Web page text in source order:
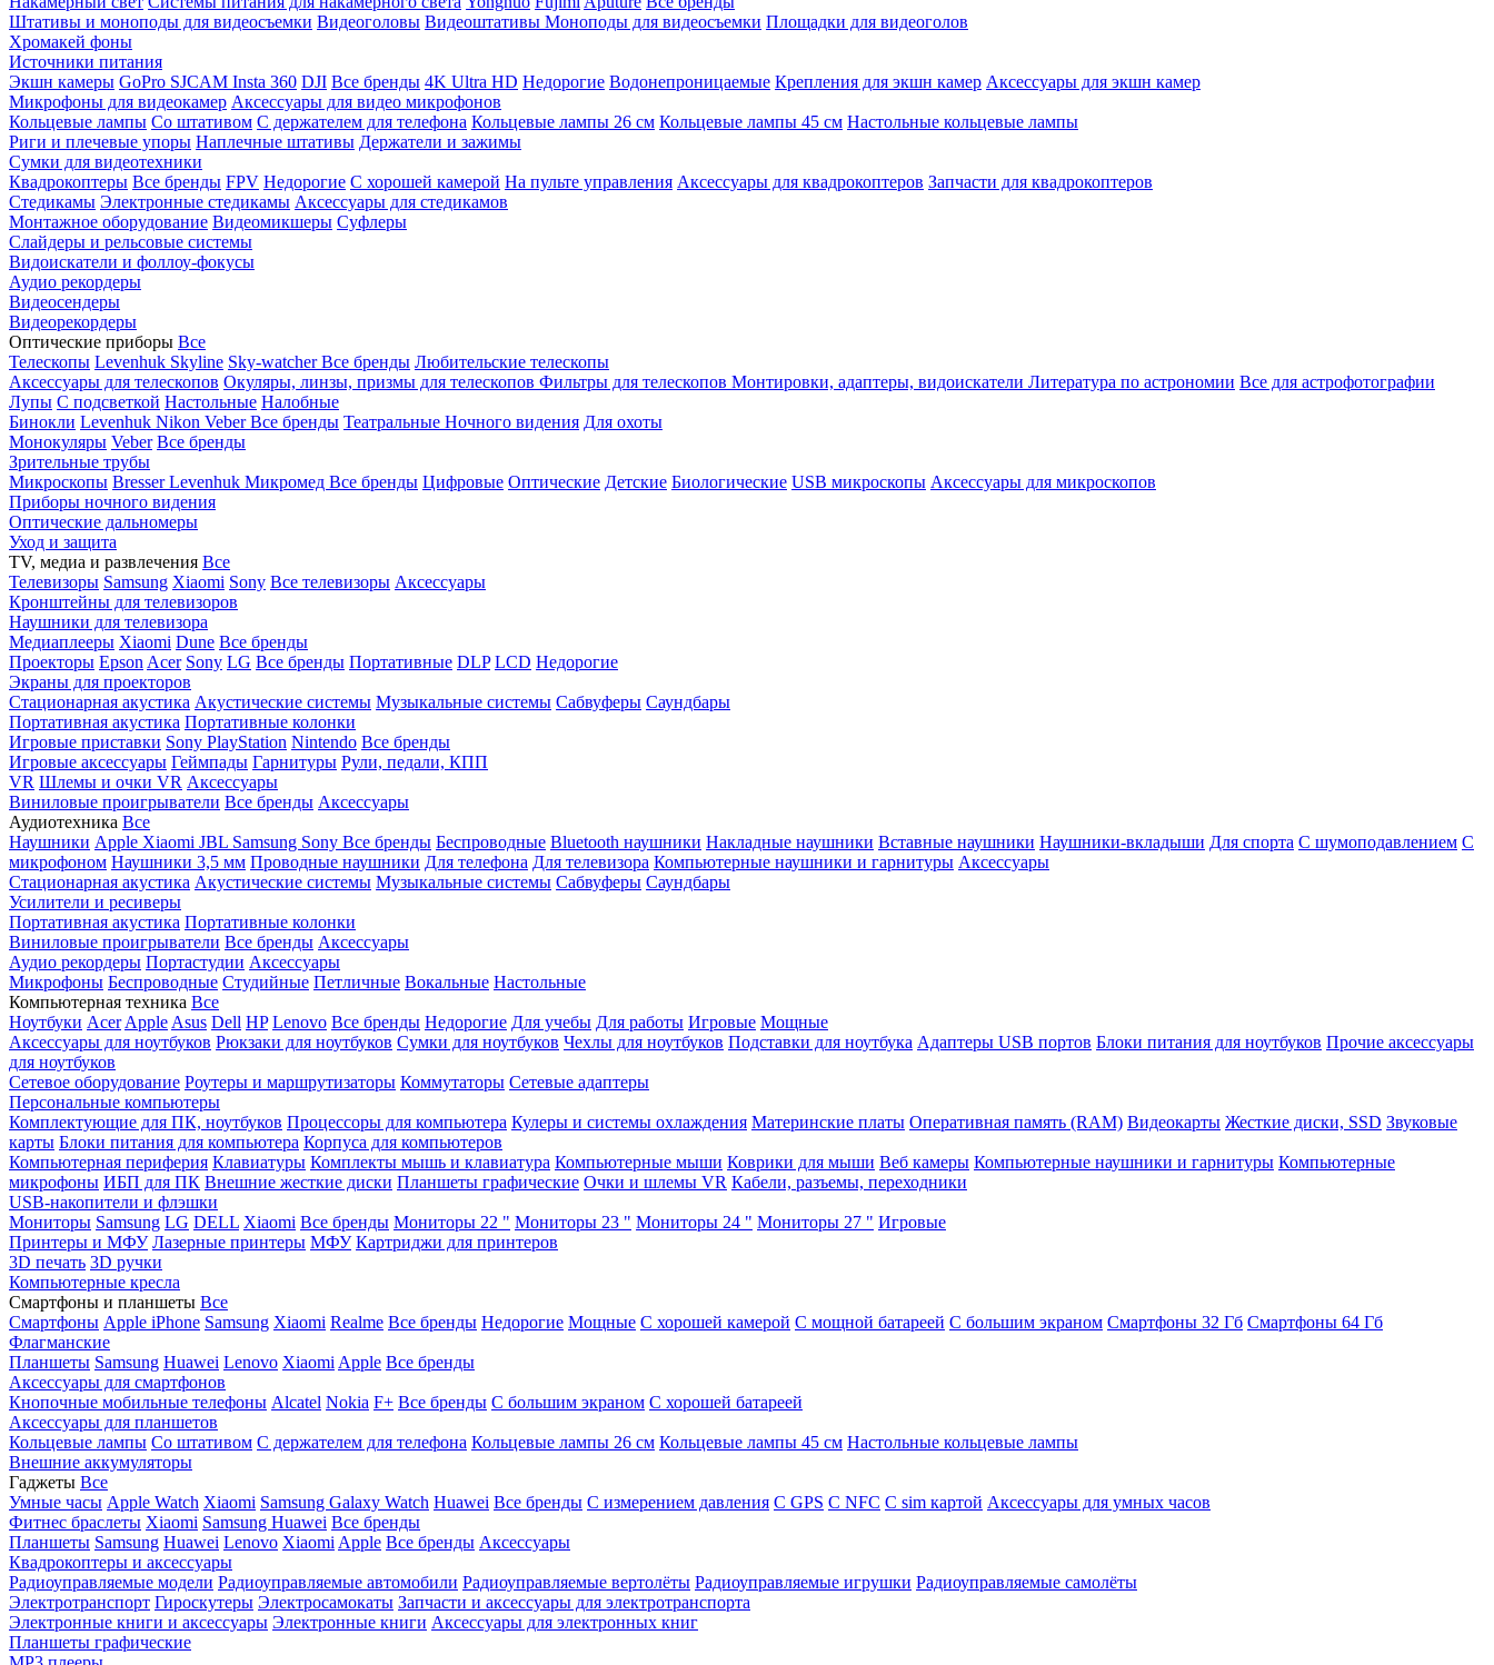
Штативы и моноподы для видеосъемки Видеоголовы Видеоштативы Моноподы для видеосъемки Площадки для видеоголов
Хромакей фоны
Источники питания
Экшн камеры GoPro SJCAM Insta 360 DJI Все бренды 4K Ultra HD Недорогие Водонепроницаемые Крепления для экшн камер Аксессуары для экшн камер
Микрофоны для видеокамер Аксессуары для видео микрофонов
Кольцевые лампы Со штативом C держателем для телефона Кольцевые лампы 26 см Кольцевые лампы 45 см Настольные кольцевые лампы
Риги и плечевые упоры Наплечные штативы Держатели и зажимы
Сумки для видеотехники
Квадрокоптеры Все бренды FPV Недорогие С хорошей камерой На пульте управления Аксессуары для квадрокоптеров Запчасти для квадрокоптеров
Стедикамы Электронные стедикамы Аксессуары для стедикамов
Монтажное оборудование Видеомикшеры Суфлеры
Слайдеры и рельсовые системы
Видоискатели и фоллоу-фокусы
Аудио рекордеры
Видеосендеры
Видеорекордеры
Оптические приборы Все
Телескопы Levenhuk Skyline Sky-watcherВсе бренды Любительские телескопы
Аксессуары для телескопов Окуляры, линзы, призмы для телескопов Фильтры для телескопов Монтировки, адаптеры, видоискатели Литература по астрономии Все для астрофотографии
Лупы С подсветкой Настольные Налобные
Бинокли Levenhuk Nikon VeberВсе бренды Театральные Ночного видения Для охоты
Монокуляры Veber Все бренды
Зрительные трубы
Микроскопы BresserLevenhuk Микромед Все бренды Цифровые Оптические Детские Биологические USB микроскопы Аксессуары для микроскопов
Приборы ночного видения
Оптические дальномеры
Уход и защита
TV, медиа и развлечения Все
Телевизоры Samsung Xiaomi Sony Все телевизоры Аксессуары
Кронштейны для телевизоров
Наушники для телевизора
Медиаплееры Xiaomi Dune Все бренды
Проекторы Epson Acer Sony LG Все бренды Портативные DLP LCD Недорогие
Экраны для проекторов
Стационарная акустика Акустические системы Музыкальные системы Сабвуферы Саундбары
Портативная акустика Портативные колонки
Игровые приставки Sony PlayStation Nintendo Все бренды
Игровые аксессуары Геймпады Гарнитуры Рули, педали, КПП
VR Шлемы и очки VR Аксессуары
Виниловые проигрыватели Все бренды Аксессуары
Аудиотехника Все
Наушники Apple Xiaomi JBL Samsung Sony Все бренды Беспроводные Bluetooth наушники Накладные наушники Вставные наушники Наушники-вкладыши Для спорта С шумоподавлением С
микрофоном Наушники 3,5 мм Проводные наушники Для телефона Для телевизора Компьютерные наушники и гарнитуры Аксессуары
Стационарная акустика Акустические системы Музыкальные системы Сабвуферы Саундбары
Усилители и ресиверы
Портативная акустика Портативные колонки
Виниловые проигрыватели Все бренды Аксессуары
Аудио рекордеры Портастудии Аксессуары
Микрофоны Беспроводные Студийные Петличные Вокальные Настольные
Компьютерная техника Все
Ноутбуки Acer Apple Asus Dell HP Lenovo Все бренды Недорогие Для учебы Для работы Игровые Мощные
Аксессуары для ноутбуков Рюкзаки для ноутбуков Сумки для ноутбуков Чехлы для ноутбуков Подставки для ноутбука Адаптеры USB портов Блоки питания для ноутбуков Прочие аксессуары
для ноутбуков
Сетевое оборудование Роутеры и маршрутизаторы Коммутаторы Сетевые адаптеры
Персональные компьютеры
Комплектующие для ПК, ноутбуков Процессоры для компьютера Кулеры и системы охлаждения Материнские платы Оперативная память (RAM) Видеокарты Жесткие диски, SSD Звуковые
карты Блоки питания для компьютера Корпуса для компьютеров
Компьютерная периферия Клавиатуры Комплекты мышь и клавиатура Компьютерные мыши Коврики для мыши Веб камеры Компьютерные наушники и гарнитуры Компьютерные
микрофоны ИБП для ПК Внешние жесткие диски Планшеты графические Очки и шлемы VR Кабели, разъемы, переходники
USB-накопители и флэшки
Мониторы Samsung LG DELL Xiaomi Все бренды Мониторы 22 " Мониторы 23 " Мониторы 24 " Мониторы 27 " Игровые
Принтеры и МФУ Лазерные принтеры МФУ Картриджи для принтеров
3D печать 3D ручки
Компьютерные кресла
Смартфоны и планшеты Все
Смартфоны Apple iPhone Samsung Xiaomi Realme Все бренды Недорогие Мощные С хорошей камерой С мощной батареей С большим экраном Смартфоны 32 Гб Смартфоны 64 Гб
Флагманские
Планшеты Samsung Huawei Lenovo Xiaomi Apple Все бренды
Аксессуары для смартфонов
Кнопочные мобильные телефоны Alcatel Nokia F+ Все бренды С большим экраном С хорошей батареей
Аксессуары для планшетов
Кольцевые лампы Со штативом C держателем для телефона Кольцевые лампы 26 см Кольцевые лампы 45 см Настольные кольцевые лампы
Внешние аккумуляторы
Гаджеты Все
Умные часы Apple Watch Xiaomi Samsung Galaxy Watch Huawei Все бренды C измерением давления C GPS C NFC C sim картой Аксессуары для умных часов
Фитнес браслеты Xiaomi Samsung Huawei Все бренды
Планшеты Samsung Huawei Lenovo Xiaomi Apple Все бренды Аксессуары
Квадрокоптеры и аксессуары
Радиоуправляемые модели Радиоуправляемые автомобили Радиоуправляемые вертолёты Радиоуправляемые игрушки Радиоуправляемые самолёты
Электротранспорт Гироскутеры Электросамокаты Запчасти и аксессуары для электротранспорта
Электронные книги и аксессуары Электронные книги Аксессуары для электронных книг
Планшеты графические